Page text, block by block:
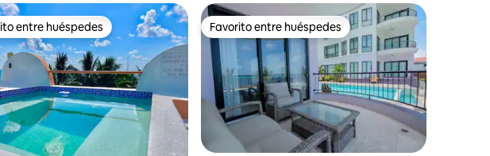
entre huéspedes
entre huéspedes Favorito entre huéspedes
Favorito entre huéspedes